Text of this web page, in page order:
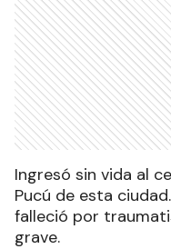
Ingresó sin vida al
Pucú de esta
falleció por
grave.